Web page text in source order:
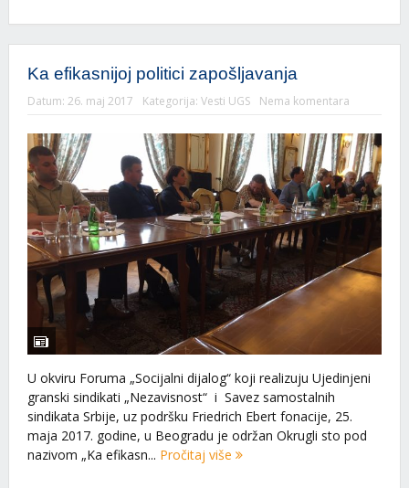
Ka efikasnijoj politici zapošljavanja
Datum: 26. maj 2017 Kategorija: Vesti UGS Nema komentara
U okviru Foruma „Socijalni dijalog“ koji realizuju Ujedinjeni
granski sindikati „Nezavisnost“ i Savez samostalnih
sindikata Srbije, uz podršku Friedrich Ebert fonacije, 25.
maja 2017. godine, u Beogradu je održan Okrugli sto pod
nazivom „Ka efikasn... Pročitaj više